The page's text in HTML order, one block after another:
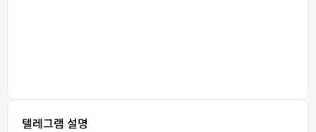
텔레그램 설명